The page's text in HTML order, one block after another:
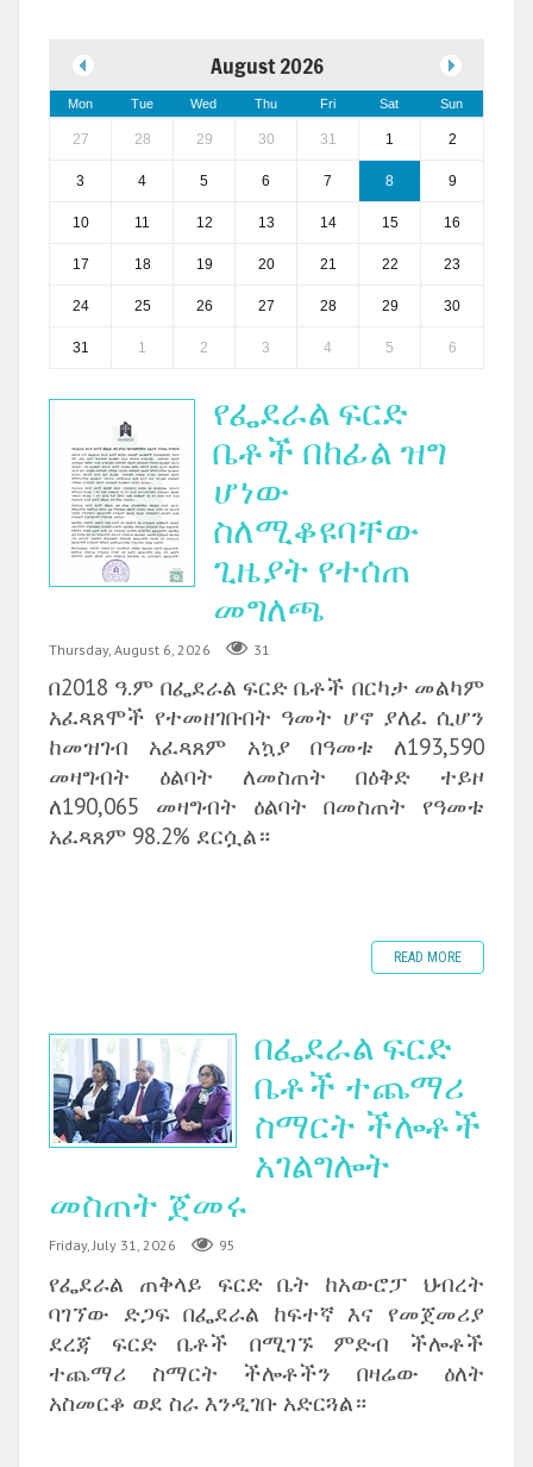
August 2026
Mon Tue Wed Thu Fri Sat Sun
27 28 29 30 31 1 2
3 4 5 6 7 8 9
10 11 12 13 14 15 16
17 18 19 20 21 22 23
24 25 26 27 28 29 30
31 1 2 3 4 5 6
የፌደራል ፍርድ
ቤቶች በከፊል ዝግ
ሆነው
ስለሚቆዩባቸው
ጊዜያት የተሰጠ
መግለጫ
Thursday, August 6, 2026 31
በ2018 ዓ.ም በፌደራል ፍርድ ቤቶች በርካታ መልካም
አፈጻጸሞች የተመዘገቡበት ዓመት ሆኖ ያለፈ ሲሆን
ከመዝገብ አፈጻጸም አኳያ በዓመቱ ለ193,590
መዛግብት ዕልባት ለመስጠት በዕቅድ ተይዞ
ለ190,065 መዛግብት ዕልባት በመስጠት የዓመቱ
አፈጻጸም 98.2% ደርሷል።
READ MORE
በፌደራል ፍርድ
ቤቶች ተጨማሪ
ስማርት ችሎቶች
አገልግሎት
መስጠት ጀመሩ
Friday, July 31, 2026 95
የፌደራል ጠቅላይ ፍርድ ቤት ከአውሮፓ ህብረት
ባገኘው ድጋፍ በፌደራል ከፍተኛ እና የመጀመሪያ
ደረጃ ፍርድ ቤቶች በሚገኙ ምድብ ችሎቶች
ተጨማሪ ስማርት ችሎቶችን በዛሬው ዕለት
አስመርቆ ወደ ስራ እንዲገቡ አድርጓል።